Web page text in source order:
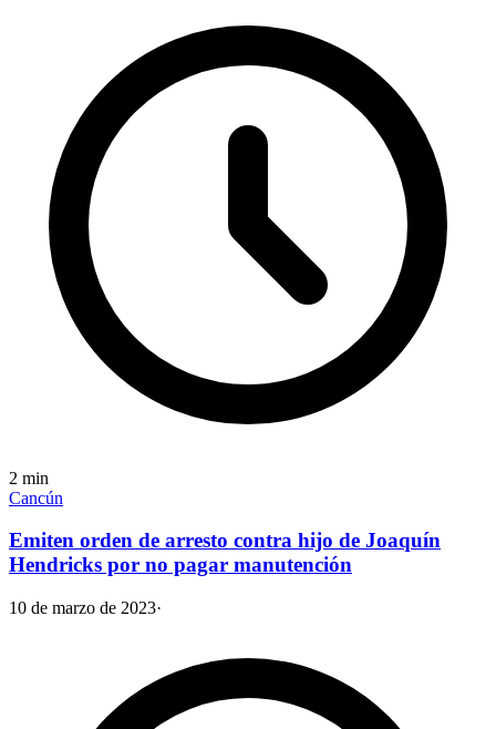
2 min
Cancún
Emiten orden de arresto contra hijo de Joaquín
Hendricks por no pagar manutención
10 de marzo de 2023·